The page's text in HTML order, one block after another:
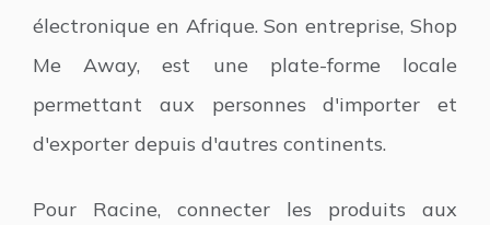
électronique en Afrique. Son entreprise, Shop
Me Away, est une plate-forme locale
permettant aux personnes d'importer et
d'exporter depuis d'autres continents.
Pour Racine, connecter les produits aux